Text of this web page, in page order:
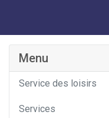
Catégorie
Menu
Service des loisirs
Services